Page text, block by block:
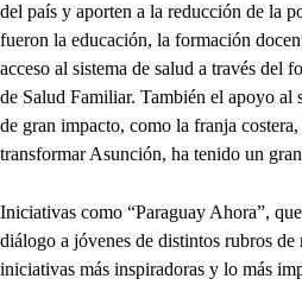
del país y aporten a la reducción de la
fueron la educación, la formación
acceso al sistema de salud a través del
de Salud Familiar. También el apoyo al
de gran impacto, como la franja
transformar Asunción, ha tenido un
Iniciativas como “Paraguay Ahora”,
diálogo a jóvenes de distintos rubros de
iniciativas más inspiradoras y lo más